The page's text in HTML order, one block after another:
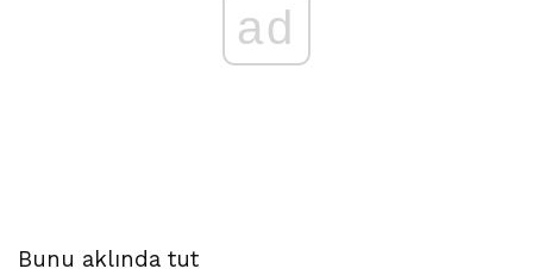
ad
Bunu aklında tut